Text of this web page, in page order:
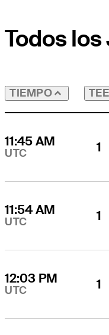
Todos
TIEMPO TEE
11:45 AM
UTC 1
11:54 AM
UTC 1
12:03 PM
UTC 1